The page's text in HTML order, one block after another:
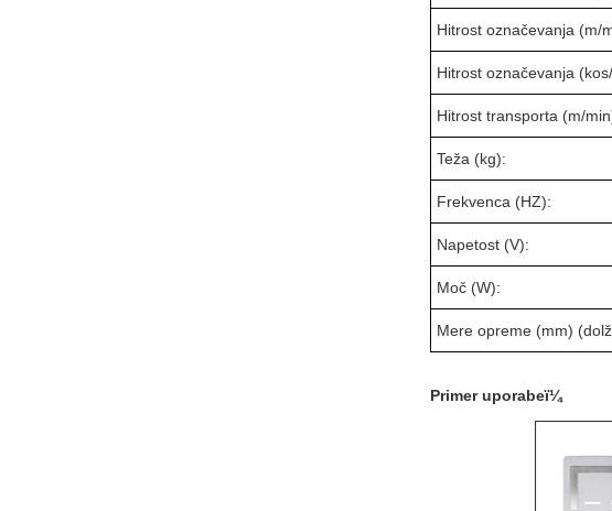
Hitrost označevanja (m/
Hitrost označevanja
Hitrost transporta (m/
Teža (kg):
Frekvenca (HZ):
Napetost (V):
Moč (W):
Mere opreme (mm)
Primer uporabeï¼